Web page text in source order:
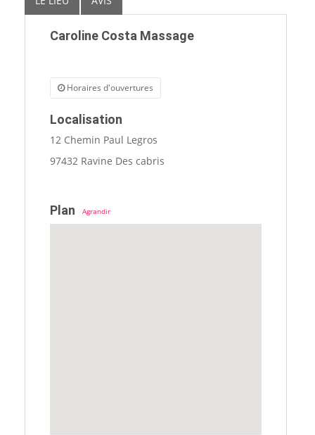
Caroline Costa Massage
Horaires d'ouvertures
Localisation
12 Chemin Paul Legros
97432 Ravine Des cabris
Plan Agrandir